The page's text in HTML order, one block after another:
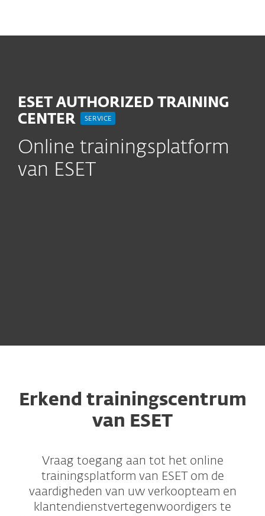
ESET AUTHORIZED TRAINING
CENTER
SERVICE
Online trainingsplatform
van ESET
Erkend trainingscentrum
van ESET
Vraag toegang aan tot het online
trainingsplatform van ESET om de
vaardigheden van uw verkoopteam en
klantendienstvertegenwoordigers te